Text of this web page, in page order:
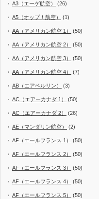
A3（エーゲ航空） (26)
A5（オップ！航空） (1)
AA（アメリカン航空 1） (50)
AA（アメリカン航空 2） (50)
AA（アメリカン航空 3） (50)
AA（アメリカン航空 4） (7)
AB（エアベルリン） (3)
AC（エアーカナダ 1） (50)
AC（エアーカナダ 2） (26)
AE（マンダリン航空） (2)
AF（エールフランス 1） (50)
AF（エールフランス 2） (50)
AF（エールフランス 3） (50)
AF（エールフランス 4） (50)
AF（エールフランス 5） (50)